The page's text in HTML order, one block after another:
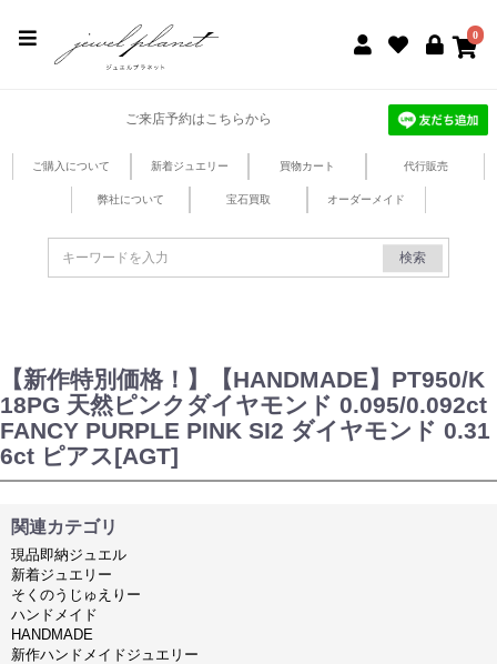
0
ご来店予約はこちらから
ご購入について 新着ジュエリー 買物カート 代行販売
弊社について 宝石買取 オーダーメイド
検索
【新作特別価格！】【HANDMADE】PT950/K
18PG 天然ピンクダイヤモンド 0.095/0.092ct
FANCY PURPLE PINK SI2 ダイヤモンド 0.31
6ct ピアス[AGT]
関連カテゴリ
現品即納ジュエル
新着ジュエリー
そくのうじゅえりー
ハンドメイド
HANDMADE
新作ハンドメイドジュエリー